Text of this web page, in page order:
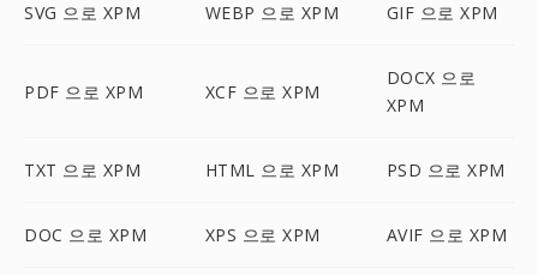
SVG 으로 XPM WEBP 으로 XPM GIF 으로 XPM
PDF 으로 XPM XCF 으로 XPM
DOCX 으로
XPM
TXT 으로 XPM HTML 으로 XPM PSD 으로 XPM
DOC 으로 XPM XPS 으로 XPM AVIF 으로 XPM